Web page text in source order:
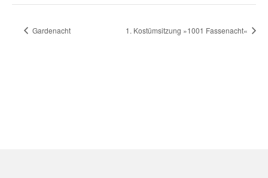
Gardenacht 1. Kostümsitzung »1001 Fassenacht«